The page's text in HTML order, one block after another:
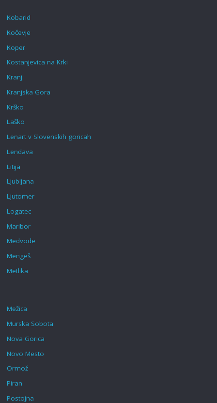
Kobarid
Kočevje
Koper
Kostanjevica na Krki
Kranj
Kranjska Gora
Krško
Laško
Lenart v Slovenskih goricah‎
Lendava
Litija
Ljubljana
Ljutomer
Logatec
Maribor
Medvode
Mengeš
Metlika
Mežica
Murska Sobota
Nova Gorica
Novo Mesto
Ormož
Piran
Postojna